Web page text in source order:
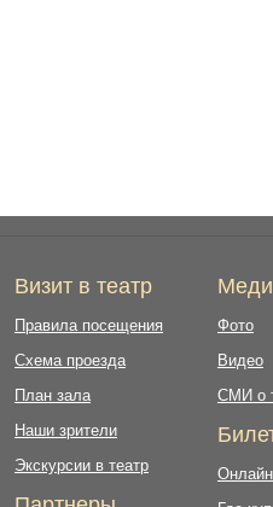
Визит в театр
Правила посещения
Схема проезда
План зала
Наши зрители
Экскурсии в театр
Фото
Видео
СМИ о